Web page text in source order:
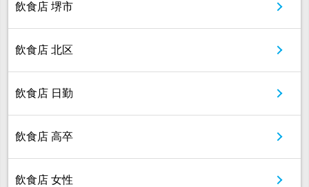
飲食店 堺市
飲食店 北区
飲食店 日勤
飲食店 高卒
飲食店 女性